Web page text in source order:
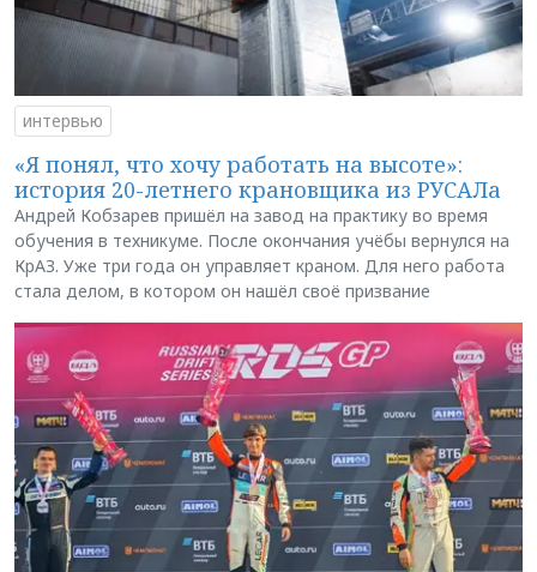
интервью
«Я понял, что хочу работать на высоте»:
история 20-летнего крановщика из РУСАЛа
Андрей Кобзарев пришёл на завод на практику во время
обучения в техникуме. После окончания учёбы вернулся на
КрАЗ. Уже три года он управляет краном. Для него работа
стала делом, в котором он нашёл своё призвание